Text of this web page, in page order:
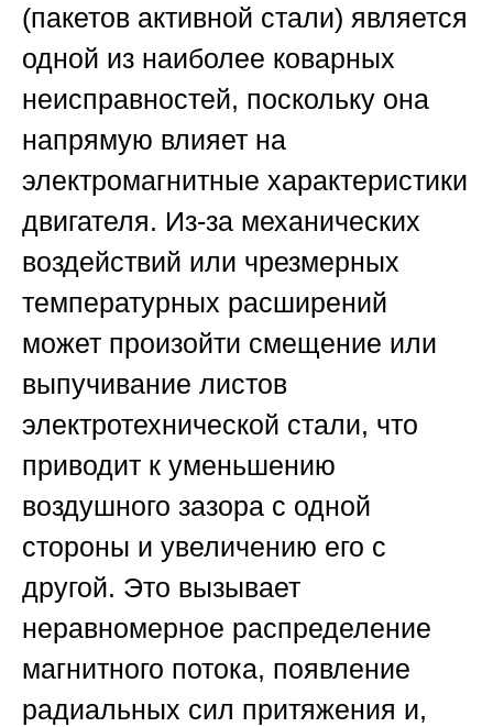
(пакетов активной стали) является
одной из наиболее коварных
неисправностей, поскольку она
напрямую влияет на
электромагнитные характеристики
двигателя. Из-за механических
воздействий или чрезмерных
температурных расширений
может произойти смещение или
выпучивание листов
электротехнической стали, что
приводит к уменьшению
воздушного зазора с одной
стороны и увеличению его с
другой. Это вызывает
неравномерное распределение
магнитного потока, появление
радиальных сил притяжения и,